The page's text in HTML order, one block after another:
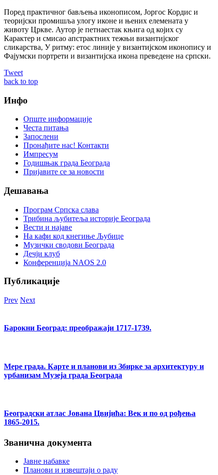
Поред практичног бављења иконописом, Јоргос Кордис и
теоријски промишља улогу иконе и њених елемената у
животу Цркве. Аутор је петнаестак књига од којих су
Карактер и смисао апстрактних тежњи византијског
сликарства, У ритму: етос линије у византијском иконопису и
Фајумски портрети и византијска икона преведене на српски.
Tweet
back to top
Инфо
Опште информације
Честа питања
Запослени
Пронађите нас! Контакти
Импресум
Годишњак града Београда
Пријавите се за новости
Дешавања
Програм Српска слава
Трибина љубитеља историје Београда
Beсти и најаве
На кафи код кнегиње Љубице
Музички сводови Београда
Дечји клуб
Конференција NAOS 2.0
Публикације
Prev Next
Барокни Београд: преображаји 1717-1739.
Мере града. Карте и планови из Збирке за архитектуру и
урбанизам Музеја града Београда
Београдски атлас Јована Цвијића: Век и по од рођења
1865-2015.
Званична документа
Јавне набавке
Планови и извештаји о раду